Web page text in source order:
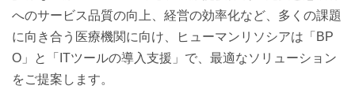
へのサービス品質の向上、経営の効率化など、多くの課題
に向き合う医療機関に向け、ヒューマンリソシアは「BP
O」と「ITツールの導入支援」で、最適なソリューション
をご提案します。